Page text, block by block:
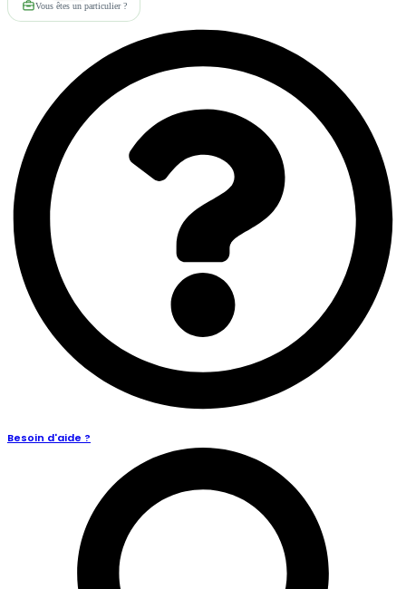
Vous êtes un particulier ?
Besoin d'aide ?